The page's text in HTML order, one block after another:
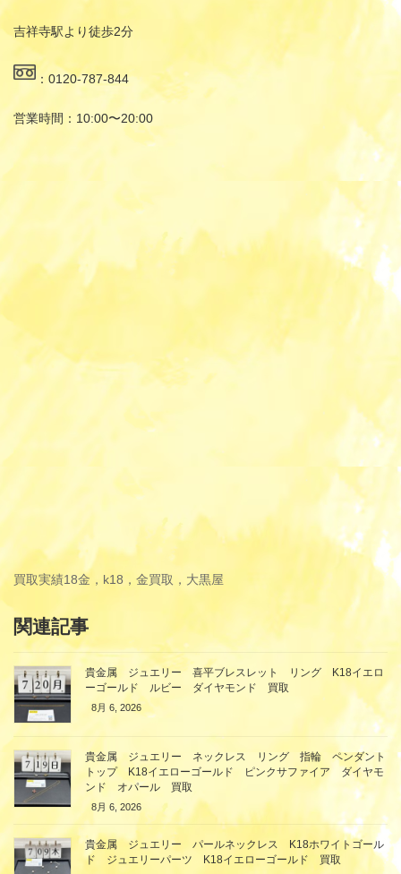
吉祥寺駅より徒歩2分
：0120-787-844
営業時間：10:00〜20:00
買取実績18金，k18，金買取，大黒屋
関連記事
貴金属 ジュエリー 喜平ブレスレット リング K18イエロ
ーゴールド ルビー ダイヤモンド 買取
8月 6, 2026
貴金属 ジュエリー ネックレス リング 指輪 ペンダント
トップ K18イエローゴールド ピンクサファイア ダイヤモ
ンド オパール 買取
8月 6, 2026
貴金属 ジュエリー パールネックレス K18ホワイトゴール
ド ジュエリーパーツ K18イエローゴールド 買取